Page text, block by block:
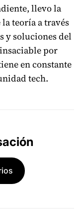
llevo la
teoría a través
y soluciones del
por
en constante
tech.